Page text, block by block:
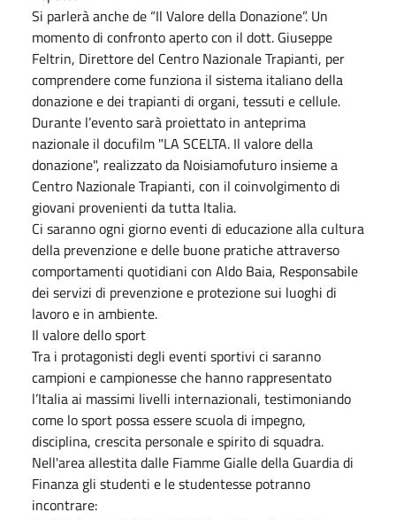
Si parlerà anche de “Il Valore della Donazione”. Un
momento di confronto aperto con il dott. Giuseppe
Feltrin, Direttore del Centro Nazionale Trapianti, per
comprendere come funziona il sistema italiano della
donazione e dei trapianti di organi, tessuti e cellule.
Durante l’evento sarà proiettato in anteprima
nazionale il docufilm "LA SCELTA. Il valore della
donazione", realizzato da Noisiamofuturo insieme a
Centro Nazionale Trapianti, con il coinvolgimento di
giovani provenienti da tutta Italia.
Ci saranno ogni giorno eventi di educazione alla cultura
della prevenzione e delle buone pratiche attraverso
comportamenti quotidiani con Aldo Baia, Responsabile
dei servizi di prevenzione e protezione sui luoghi di
lavoro e in ambiente.
Il valore dello sport
Tra i protagonisti degli eventi sportivi ci saranno
campioni e campionesse che hanno rappresentato
l’Italia ai massimi livelli internazionali, testimoniando
come lo sport possa essere scuola di impegno,
disciplina, crescita personale e spirito di squadra.
Nell'area allestita dalle Fiamme Gialle della Guardia di
Finanza gli studenti e le studentesse potranno
incontrare: